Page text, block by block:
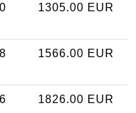
1305.00 EUR
1566.00 EUR
1826.00 EUR